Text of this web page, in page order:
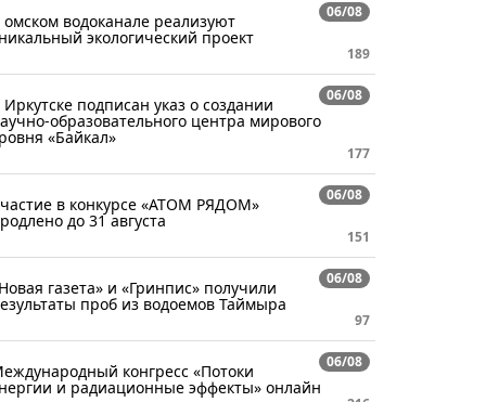
06/08
омском водоканале реализуют
экологический проект
189
06/08
Иркутске подписан указ о создании
образовательного центра мирового
«Байкал»
177
06/08
в конкурсе «АТОМ РЯДОМ»
до 31 августа
151
06/08
газета» и «Гринпис» получили
проб из водоемов Таймыра
97
06/08
конгресс «Потоки
и радиационные эффекты» онлайн